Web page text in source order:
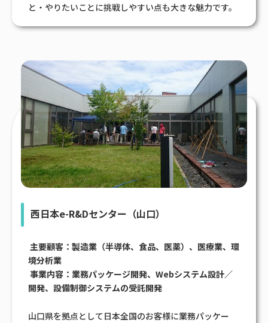
と・やりたいことに挑戦しやすい点も大きな魅力です。
西日本e-R&Dセンター（山口）
主要顧客：製造業（半導体、食品、医薬）、医療業、環
境分析業
事業内容：業務パッケージ開発、Webシステム設計／
開発、設備制御システムの受託開発
山口県を拠点として日本全国のお客様に業務パッケー